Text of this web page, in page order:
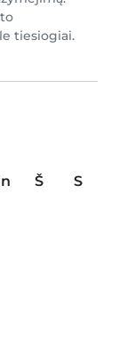
tiesiogiai.
Š
S